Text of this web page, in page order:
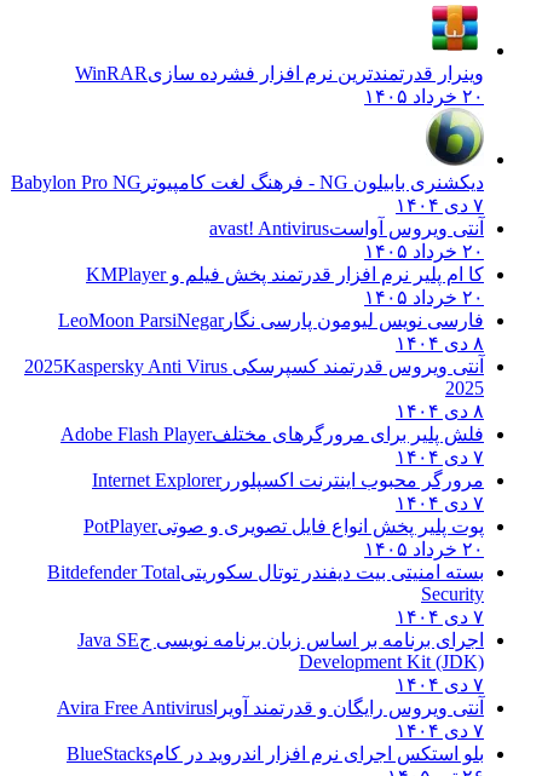
وینرار قدرتمندترین نرم افزار فشرده سازیWinRAR
۲۰ خرداد ۱۴۰۵
دیکشنری بابیلون NG - فرهنگ لغت کامپیوتر
Babylon Pro NG
۷ دی ۱۴۰۴
آنتی ویروس آواستavast! Antivirus
۲۰ خرداد ۱۴۰۵
کا ام پلیر نرم افزار قدرتمند پخش فیلم وKMPlayer
۲۰ خرداد ۱۴۰۵
فارسی نویس لیومون پارسی نگارLeoMoon ParsiNegar
۸ دی ۱۴۰۴
آنتی ویروس قدرتمند کسپرسکی 2025 Kaspersky Anti Virus
2025
۸ دی ۱۴۰۴
فلش پلیر برای مرورگرهای مختلفAdobe Flash Player
۷ دی ۱۴۰۴
مرورگر محبوب اینترنت اکسپلوررInternet Explorer
۷ دی ۱۴۰۴
پوت پلیر پخش انواع فایل تصویری و صوتیPotPlayer
۲۰ خرداد ۱۴۰۵
بسته امنیتی بیت دیفندر توتال سکوریتیBitdefender Total
Security
۷ دی ۱۴۰۴
اجرای برنامه بر اساس زبان برنامه نویسی جJava SE
Development Kit (JDK)
۷ دی ۱۴۰۴
آنتی ویروس رایگان و قدرتمند آویرا Avira Free Antivirus
۷ دی ۱۴۰۴
بلو استکس اجرای نرم افزار اندروید در کامBlueStacks